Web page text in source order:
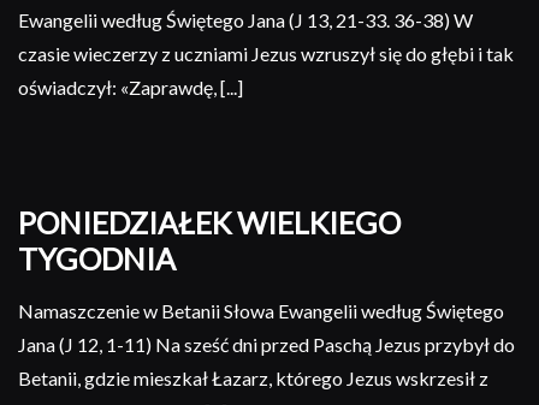
Ewangelii według Świętego Jana (J 13, 21-33. 36-38) W
czasie wieczerzy z uczniami Jezus wzruszył się do głębi i tak
oświadczył: «Zaprawdę, [...]
PONIEDZIAŁEK WIELKIEGO
TYGODNIA
Namaszczenie w Betanii Słowa Ewangelii według Świętego
Jana (J 12, 1-11) Na sześć dni przed Paschą Jezus przybył do
Betanii, gdzie mieszkał Łazarz, którego Jezus wskrzesił z